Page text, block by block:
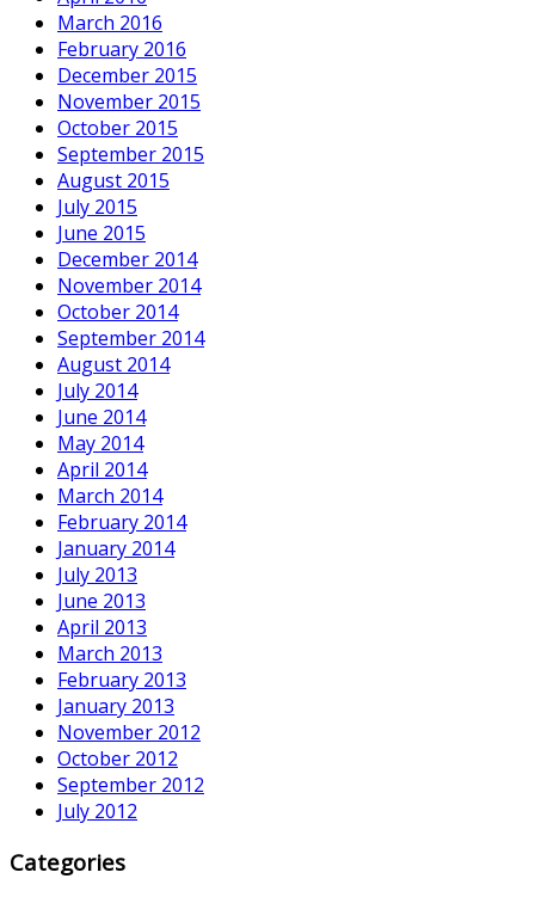
March 2016
February 2016
December 2015
November 2015
October 2015
September 2015
August 2015
July 2015
June 2015
December 2014
November 2014
October 2014
September 2014
August 2014
July 2014
June 2014
May 2014
April 2014
March 2014
February 2014
January 2014
July 2013
June 2013
April 2013
March 2013
February 2013
January 2013
November 2012
October 2012
September 2012
July 2012
Categories